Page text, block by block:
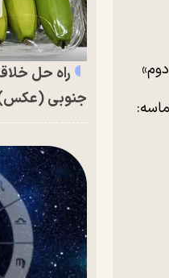
راه حل
جنوبی